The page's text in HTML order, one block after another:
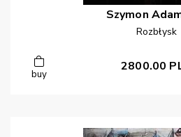
Szymon
Rozbłysk
buy
2800.00